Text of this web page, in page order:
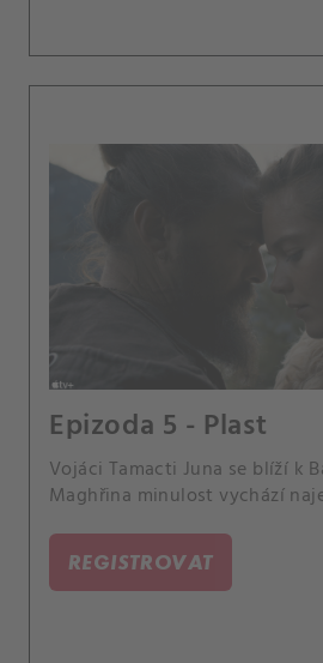
Epizoda 5 - Plast
Vojáci Tamacti Juna se blíží k
Maghřina minulost vychází
REGISTROVAT